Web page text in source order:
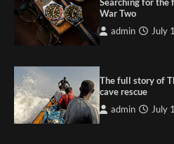
Searching for the
War Two
admin July
The full story of
cave rescue
admin July